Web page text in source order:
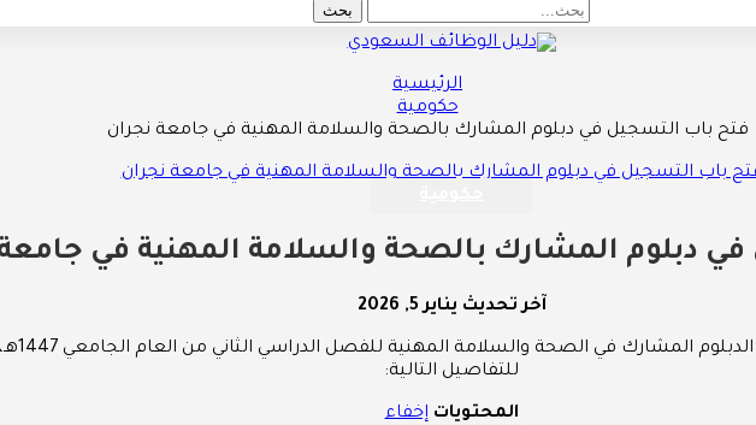
الرئيسية
حكومية
فتح باب التسجيل في دبلوم المشارك بالصحة والسلامة المهنية في جامعة نجران
دبلوم المشارك بالصحة والسلامة المهنية في
آخر تحديث يناير 5, 2026
عن بدء
للتفاصيل التالية:
المحتويات إخفاء